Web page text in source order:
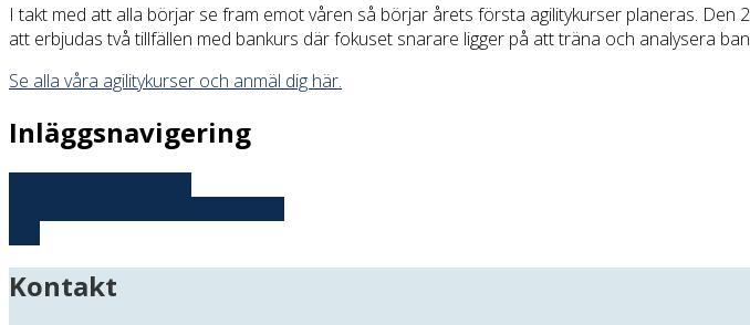
I takt med att alla börjar se fram emot våren så börjar årets första agilitykurser planeras.
att erbjudas två tillfällen med bankurs där fokuset snarare ligger på att träna och analysera
Se alla våra agilitykurser och anmäl dig här.
Inläggsnavigering
Kontakt